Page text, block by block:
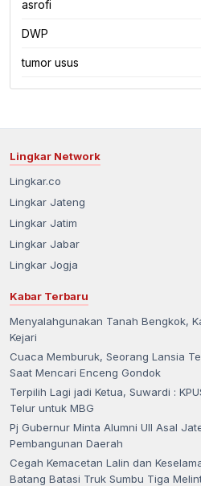
asrofi
DWP
tumor usus
Lingkar Network
Lingkar.co
Lingkar Jateng
Lingkar Jatim
Lingkar Jabar
Lingkar Jogja
Kabar Terbaru
Menyalahgunakan Tanah Bengkok,
Kejari
Cuaca Memburuk, Seorang Lansia
Saat Mencari Enceng Gondok
Terpilih Lagi jadi Ketua, Suwardi :
Telur untuk MBG
Pj Gubernur Minta Alumni UII Asal
Pembangunan Daerah
Cegah Kemacetan Lalin dan
Batang Batasi Truk Sumbu Tiga